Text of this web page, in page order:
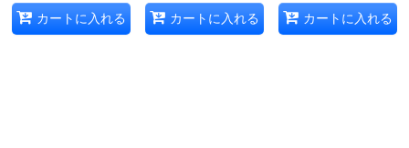
カートに入れる カートに入れる カートに入れる